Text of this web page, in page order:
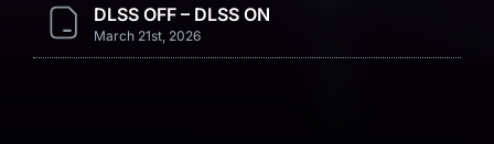
DLSS OFF – DLSS ON
March 21st, 2026